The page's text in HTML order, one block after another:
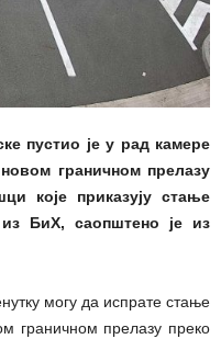
пустио је у рад камере
граничном прелазу
које приказују стање
БиХ, саопштено је из
могу да испрате стање
граничном прелазу преко